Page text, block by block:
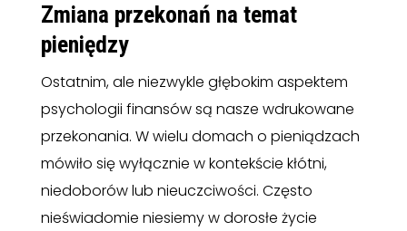
Zmiana przekonań na temat
pieniędzy
Ostatnim, ale niezwykle głębokim aspektem
psychologii finansów są nasze wdrukowane
przekonania. W wielu domach o pieniądzach
mówiło się wyłącznie w kontekście kłótni,
niedoborów lub nieuczciwości. Często
nieświadomie niesiemy w dorosłe życie